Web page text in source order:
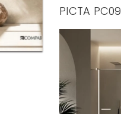
PICTA PC09